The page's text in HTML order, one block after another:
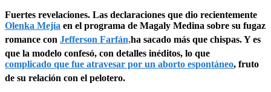
Fuertes revelaciones. Las declaraciones que dio recientemente
Olenka Mejía en el programa de Magaly Medina sobre su fugaz
romance con Jefferson Farfán,ha sacado más que chispas. Y es
que la modelo confesó, con detalles inéditos, lo que
complicado que fue atravesar por un aborto espontáneo, fruto
de su relación con el pelotero.